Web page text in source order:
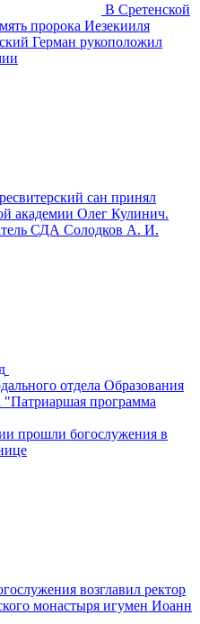
В Сретенской
пророка Иезекииля
Герман рукоположил
сан принял
академии Олег Кулинич.
СДА Солодков А. И.
отдела Образования
"Патриаршая программа
прошли богослужения в
возглавил ректор
монастыря игумен Иоанн